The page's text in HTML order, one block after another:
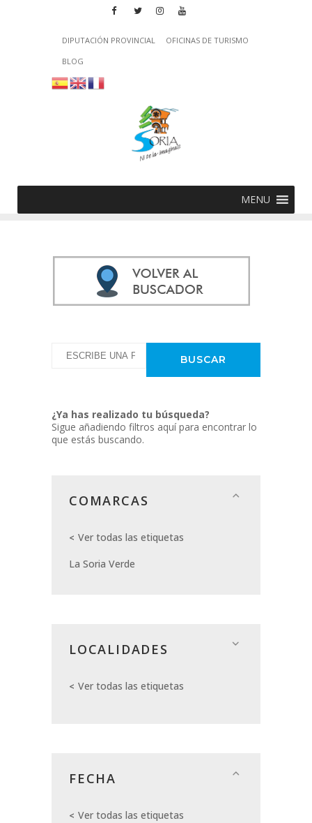
DIPUTACIÓN PROVINCIAL
OFICINAS DE TURISMO
BLOG
MENU
¿Ya has realizado tu búsqueda?
Sigue añadiendo filtros aquí para encontrar lo
que estás buscando.
COMARCAS
Ver todas las etiquetas
La Soria Verde
LOCALIDADES
Ver todas las etiquetas
FECHA
Ver todas las etiquetas